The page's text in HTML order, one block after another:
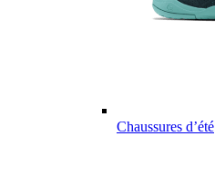
Chaussures d’été